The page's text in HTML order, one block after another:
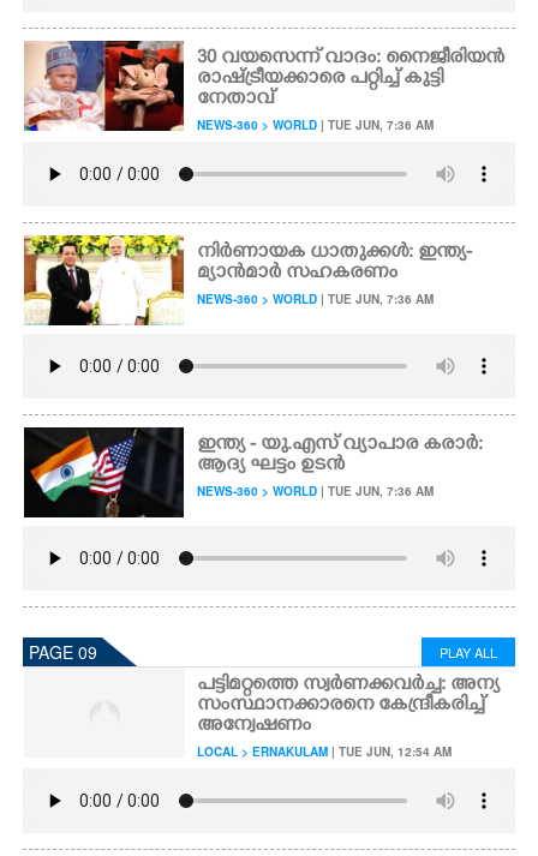
30 വയസെന്ന് വാദം: നൈജീരിയൻ
രാഷ്ട്രീയക്കാരെ പറ്റിച്ച് കുട്ടി
നേതാവ്
NEWS-360 > WORLD | TUE JUN, 7:36 AM
നിർണായക ധാതുക്കൾ: ഇന്ത്യ-
മ്യാൻമാർ സഹകരണം
NEWS-360 > WORLD | TUE JUN, 7:36 AM
ഇന്ത്യ - യു.എസ് വ്യാപാര കരാർ:
ആദ്യ ഘട്ടം ഉടൻ
NEWS-360 > WORLD | TUE JUN, 7:36 AM
PAGE 09 PLAY ALL
പട്ടിമറ്റത്തെ സ്വർണക്കവർച്ച: അന്യ
സംസ്ഥാനക്കാരനെ കേന്ദ്രീകരിച്ച്
അന്വേഷണം
LOCAL > ERNAKULAM | TUE JUN, 12:54 AM